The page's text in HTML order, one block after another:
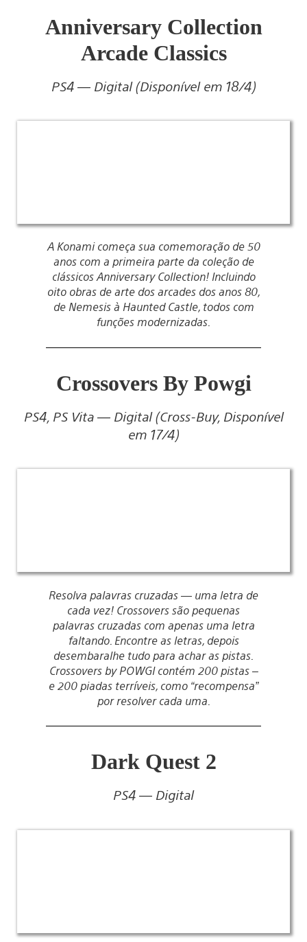
Anniversary Collection
Arcade Classics
PS4 — Digital (Disponível em 18/4)
A Konami começa sua comemoração de 50
anos com a primeira parte da coleção de
clássicos Anniversary Collection! Incluindo
oito obras de arte dos arcades dos anos 80,
de Nemesis à Haunted Castle, todos com
funções modernizadas.
Crossovers By Powgi
PS4, PS Vita — Digital (Cross-Buy, Disponível
em 17/4)
Resolva palavras cruzadas — uma letra de
cada vez! Crossovers são pequenas
palavras cruzadas com apenas uma letra
faltando. Encontre as letras, depois
desembaralhe tudo para achar as pistas.
Crossovers by POWGI contém 200 pistas –
e 200 piadas terríveis, como “recompensa”
por resolver cada uma.
Dark Quest 2
PS4 — Digital